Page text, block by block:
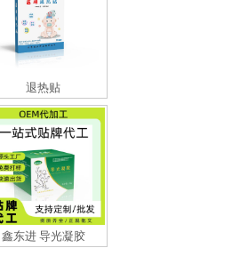
退热贴
鑫东进 导光凝胶